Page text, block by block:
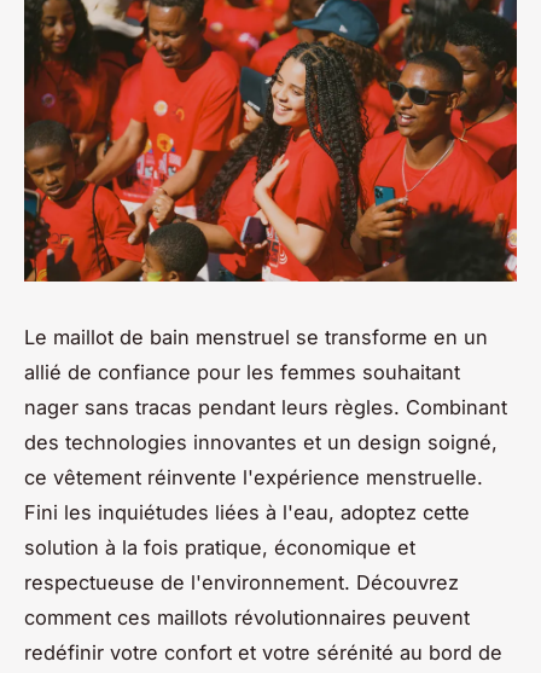
Le maillot de bain menstruel se transforme en un
allié de confiance pour les femmes souhaitant
nager sans tracas pendant leurs règles. Combinant
des technologies innovantes et un design soigné,
ce vêtement réinvente l'expérience menstruelle.
Fini les inquiétudes liées à l'eau, adoptez cette
solution à la fois pratique, économique et
respectueuse de l'environnement. Découvrez
comment ces maillots révolutionnaires peuvent
redéfinir votre confort et votre sérénité au bord de